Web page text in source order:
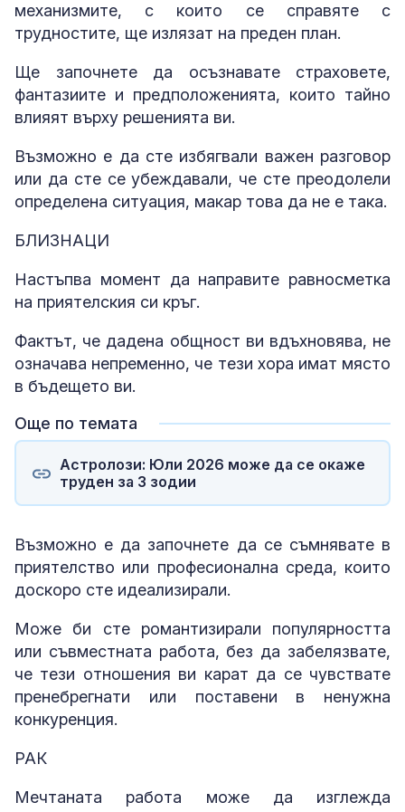
механизмите, с които се справяте с
трудностите, ще излязат на преден план.
Ще започнете да осъзнавате страховете,
фантазиите и предположенията, които тайно
влияят върху решенията ви.
Възможно е да сте избягвали важен разговор
или да сте се убеждавали, че сте преодолели
определена ситуация, макар това да не е така.
БЛИЗНАЦИ
Настъпва момент да направите равносметка
на приятелския си кръг.
Фактът, че дадена общност ви вдъхновява, не
означава непременно, че тези хора имат място
в бъдещето ви.
Още по темата
Астролози: Юли 2026 може да се окаже
труден за 3 зодии
Възможно е да започнете да се съмнявате в
приятелство или професионална среда, които
доскоро сте идеализирали.
Може би сте романтизирали популярността
или съвместната работа, без да забелязвате,
че тези отношения ви карат да се чувствате
пренебрегнати или поставени в ненужна
конкуренция.
РАК
Мечтаната работа може да изглежда